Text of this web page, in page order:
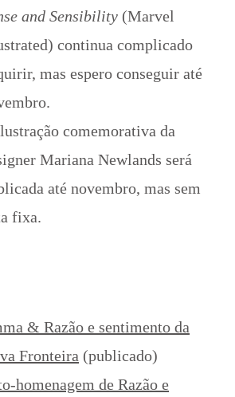
and Sensibility (Marvel
continua complicado
mas espero conseguir até
comemorativa da
Mariana Newlands será
até novembro, mas sem
fixa.
& Razão e sentimento da
Fronteira (publicado)
homenagem de Razão e